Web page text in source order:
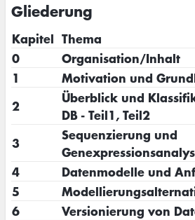
Gliederung
Kapitel Thema
0
Organisation/Inhalt
1
Motivation und
2
Überblick und
DB - Teil1, Teil2
3
Sequenzierung und
4
Datenmodelle und
5
6
Versionierung von